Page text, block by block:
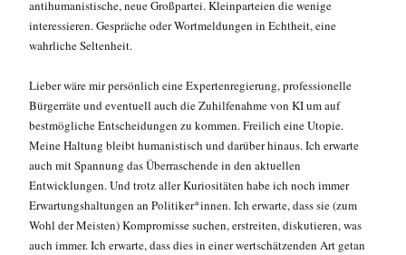
antihumanistische, neue Großpartei. Kleinparteien die wenige
interessieren. Gespräche oder Wortmeldungen in Echtheit, eine
wahrliche Seltenheit.
Lieber wäre mir persönlich eine Expertenregierung, professionelle
Bürgerräte und eventuell auch die Zuhilfenahme von KI um auf
bestmögliche Entscheidungen zu kommen. Freilich eine Utopie.
Meine Haltung bleibt humanistisch und darüber hinaus. Ich erwarte
auch mit Spannung das Überraschende in den aktuellen
Entwicklungen. Und trotz aller Kuriositäten habe ich noch immer
Erwartungshaltungen an Politiker*innen. Ich erwarte, dass sie (zum
Wohl der Meisten) Kompromisse suchen, erstreiten, diskutieren, was
auch immer. Ich erwarte, dass dies in einer wertschätzenden Art getan